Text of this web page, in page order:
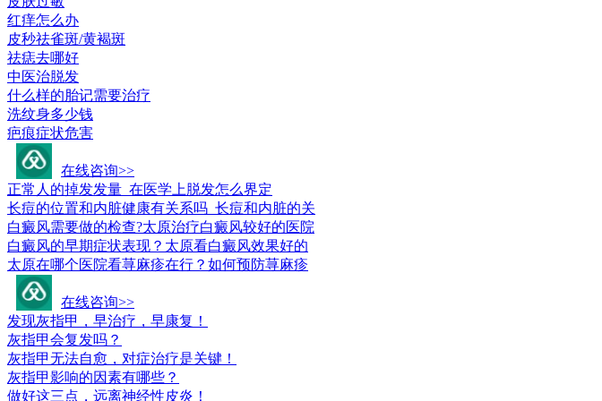
红痒怎么办
皮秒祛雀斑/黄褐斑
祛痣去哪好
中医治脱发
什么样的胎记需要治疗
洗纹身多少钱
疤痕症状危害
在线咨询>>
正常人的掉发发量_在医学上脱发怎么界定
长痘的位置和内脏健康有关系吗_长痘和内脏的关
白癜风需要做的检查?太原治疗白癜风较好的医院
白癜风的早期症状表现？太原看白癜风效果好的
太原在哪个医院看荨麻疹在行？如何预防荨麻疹
在线咨询>>
发现灰指甲，早治疗，早康复！
灰指甲会复发吗？
灰指甲无法自愈，对症治疗是关键！
灰指甲影响的因素有哪些？
做好这三点，远离神经性皮炎！